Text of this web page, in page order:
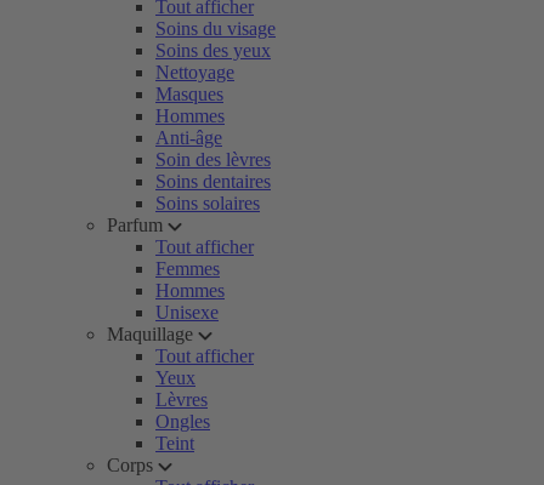
Tout afficher
Soins du visage
Soins des yeux
Nettoyage
Masques
Hommes
Anti-âge
Soin des lèvres
Soins dentaires
Soins solaires
Parfum
Tout afficher
Femmes
Hommes
Unisexe
Maquillage
Tout afficher
Yeux
Lèvres
Ongles
Teint
Corps